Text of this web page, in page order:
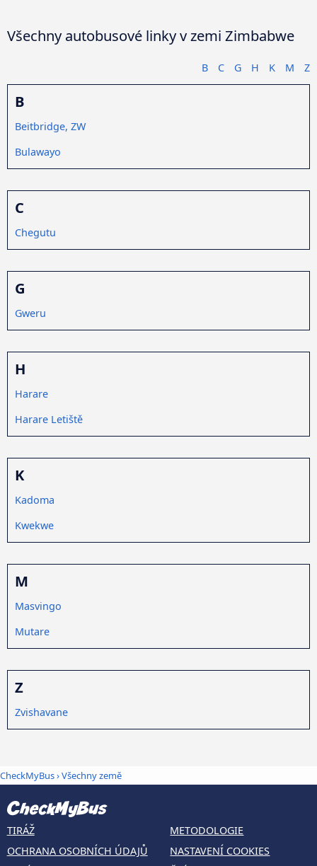
Všechny autobusové linky v zemi Zimbabwe
B C G H K M Z
B
Beitbridge, ZW
Bulawayo
C
Chegutu
G
Gweru
H
Harare
Harare Letiště
K
Kadoma
Kwekwe
M
Masvingo
Mutare
Z
Zvishavane
CheckMyBus›Všechny země
TIRÁŽ
OCHRANA OSOBNÍCH ÚDAJŮ
METODOLOGIE
NASTAVENÍ COOKIES